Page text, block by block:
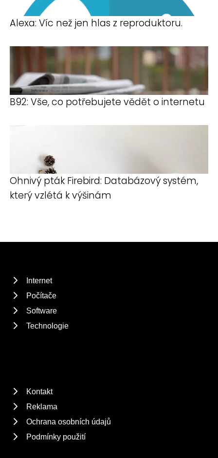
Alexa: Víc než jen hlas z reproduktoru.
B92: Vše, co potřebujete vědět o internetu
Ohnivý pták Firebird: Databázový systém,
který vzlétá k výšinám
Internet
Počítače
Software
Technologie
Kontakt
Reklama
Ochrana osobních údajů
Podmínky použití